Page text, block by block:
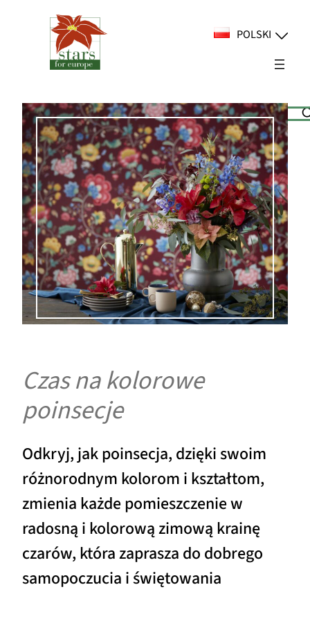
POLSKI
Suchen
Czas na kolorowe
poinsecje
Odkryj, jak poinsecja, dzięki swoim
różnorodnym kolorom i kształtom,
zmienia każde pomieszczenie w
radosną i kolorową zimową krainę
czarów, która zaprasza do dobrego
samopoczucia i świętowania